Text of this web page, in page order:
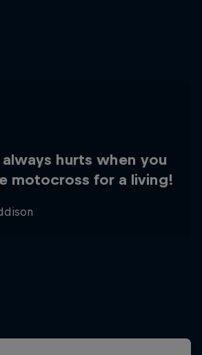
hurts when you
motocross for a living!